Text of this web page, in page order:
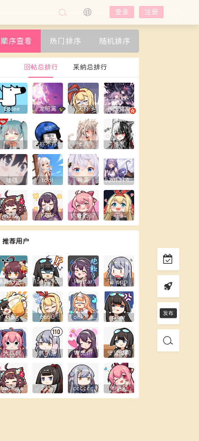
登录 注册
顺序查看 热门排序 随机排序
回帖总排行 采纳总排行
Bolee 龙昭离 大白 神圆焰魔
兮颜 名称不符合规则 十八 难言
哇哦 tool 神楽 5201314yxy
张挽 KGV 你好9567 正x
推荐用户
暴躁的花生露 1510650289 litestar ililppp
Goig 666G TohkaMine clear
大叔叔 焦炳荃 W先sir 守望时间
hasema 233li cccccc 木更幻